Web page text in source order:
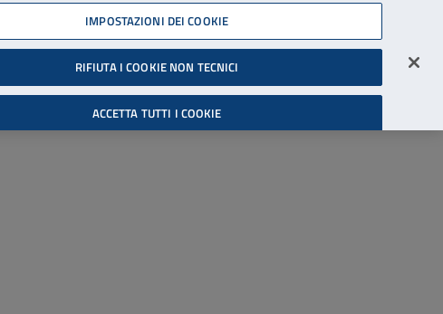
06 45539607
Accessibilità
Cerca
Accedi all'area riservata
IMPOSTAZIONI DEI COOKIE
RIFIUTA I COOKIE NON TECNICI
ACCETTA TUTTI I COOKIE